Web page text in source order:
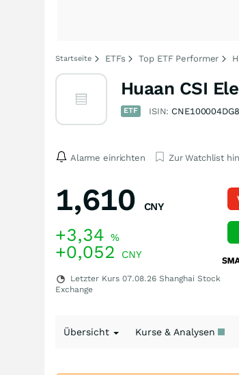
Startseite ETFs Top ETF Performer
Huaan CSI
ETF ISIN: CNE100004DG8
Alarme einrichten Zur Watchlist
1,610 CNY
+3,34 %
+0,052 CNY
Letzter Kurs 07.08.26 Shanghai Stock
Exchange
Übersicht Kurse & Analysen